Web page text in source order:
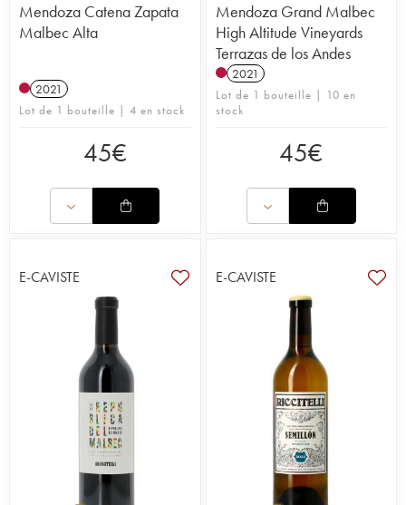
Mendoza Catena Zapata
Malbec Alta
2021
Lot de 1 bouteille | 4 en stock
45€
Mendoza Grand Malbec
High Altitude Vineyards
Terrazas de los Andes
2021
Lot de 1 bouteille | 10 en
stock
45€
E-CAVISTE E-CAVISTE